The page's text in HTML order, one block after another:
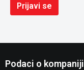
Prijavi se
Podaci o kompaniji